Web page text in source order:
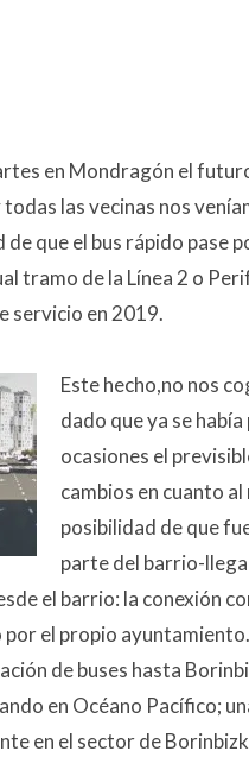
en Mondragón el
las vecinas nos
que el bus rápido pase
tramo de la Línea 2 o
servicio en 2019.
Este hecho,no nos
dado que ya se
ocasiones el
cambios en cuanto
posibilidad de que
parte del barrio-
el barrio: la conexión
por el propio
de buses hasta
en Océano Pacífico;
en el sector de